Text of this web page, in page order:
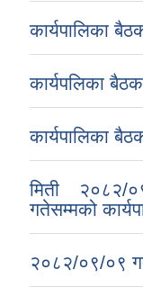
कार्यपालिका
कार्यपलिका
कार्यपालिका
मिती
गतेसम्मको
२०८२/०९/०९